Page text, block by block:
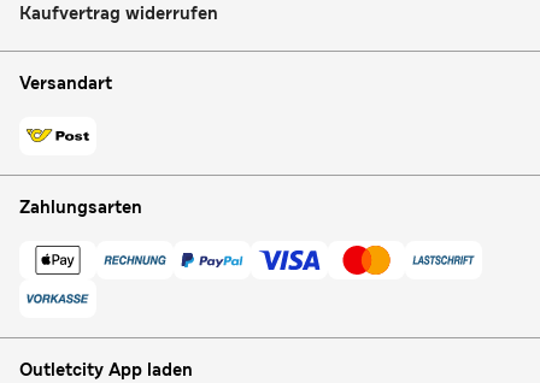
Kaufvertrag widerrufen
Versandart
Zahlungsarten
Outletcity App laden